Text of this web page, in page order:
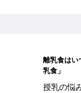
離乳食はい
乳食」
授乳の悩